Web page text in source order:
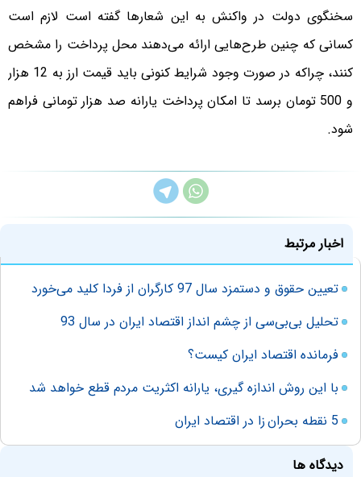
سخنگوی دولت در واکنش به این شعارها گفته است لازم است
کسانی که چنین طرح‌هایی ارائه می‌دهند محل پرداخت را مشخص
کنند، چراکه در صورت وجود شرایط کنونی باید قیمت ارز به 12 هزار
و 500 تومان برسد تا امکان پرداخت یارانه صد هزار تومانی فراهم
شود.
اخبار مرتبط
تعیین حقوق و دستمزد سال 97 کارگران از فردا کلید می‌خورد
تحلیل بی‌بی‌سی از چشم انداز اقتصاد ایران در سال 93
فرمانده اقتصاد ایران کیست؟
با این روش اندازه گیری، یارانه اکثریت مردم قطع خواهد شد
5 نقطه بحران زا در اقتصاد ایران
دیدگاه ها